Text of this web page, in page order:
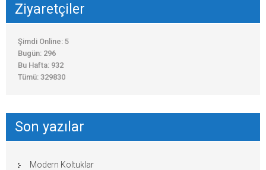
Ziyaretçiler
Şimdi Online: 5
Bugün: 296
Bu Hafta: 932
Tümü: 329830
Son yazılar
Modern Koltuklar